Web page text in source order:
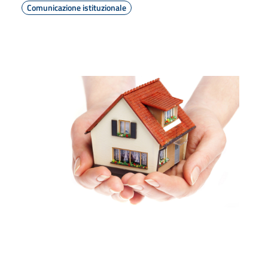
Comunicazione istituzionale